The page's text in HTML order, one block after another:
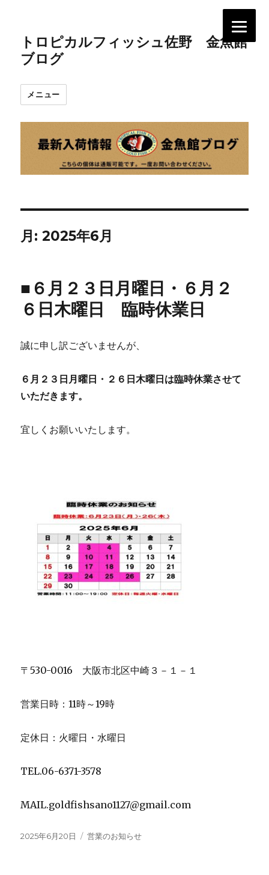
トロピカルフィッシュ佐野 金魚館
ブログ
メニュー
月:2025年6月
■６月２３日月曜日・６月２
６日木曜日 臨時休業日
誠に申し訳ございませんが、
６月２３日月曜日・２６日木曜日は臨時休業させて
いただきます。
宜しくお願いいたします。
〒530-0016 大阪市北区中崎３－１－１
営業日時：11時～19時
定休日：火曜日・水曜日
TEL.06-6371-3578
MAIL.goldfishsano1127@gmail.com
投
2025年6月20日
カ
営業のお知らせ